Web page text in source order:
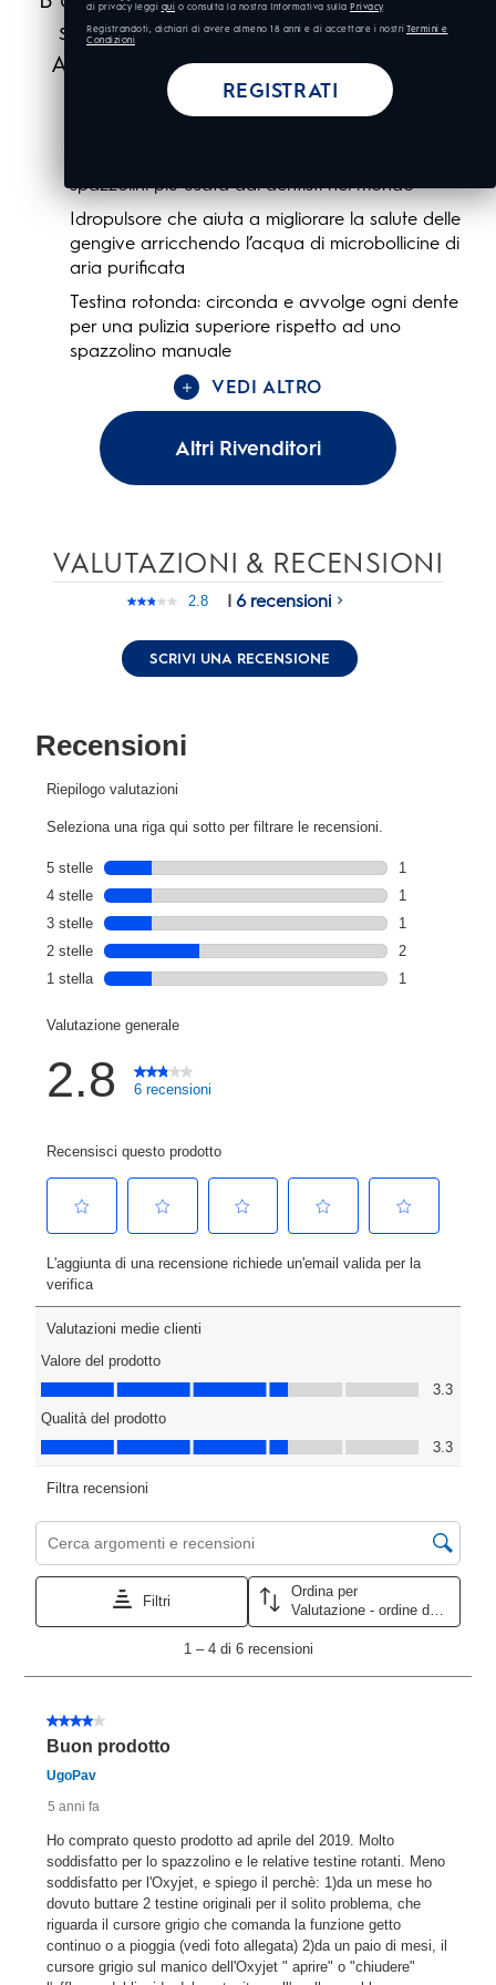
spazzolino Oral-B Smart 5000 Cross
Action con l’idropulsore Oral-B Oxyjet.
VEDI ALTRO
spazzolini più usata dai dentisti nel mondo
Idropulsore che aiuta a migliorare la salute delle
gengive arricchendo l’acqua di microbollicine di
aria purificata
Testina rotonda: circonda e avvolge ogni dente
per una pulizia superiore rispetto ad uno
spazzolino manuale
VEDI ALTRO
Altri Rivenditori
VALUTAZIONI & RECENSIONI
2.8
Leggi
recensioni.
Stesso
link
| 6 recensioni
SCRIVI UNA RECENSIONE
di privacy leggi qui o consulta la nostra Informativa sulla Privacy.
Registrandoti, dichiari di avere almeno 18 anni e di accettare i nostri Termini e
Condizioni
REGISTRATI